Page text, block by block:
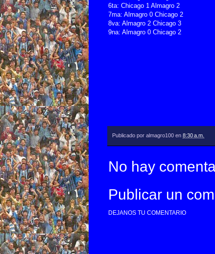
6ta: Chicago 1 Almagro 2
7ma: Almagro 0 Chicago 2
8va: Almagro 2 Chicago 3
9na: Almagro 0 Chicago 2
Publicado por almagro100 en 8:30 a.m.
No hay
Publicar un
DEJANOS TU COMENTARIO